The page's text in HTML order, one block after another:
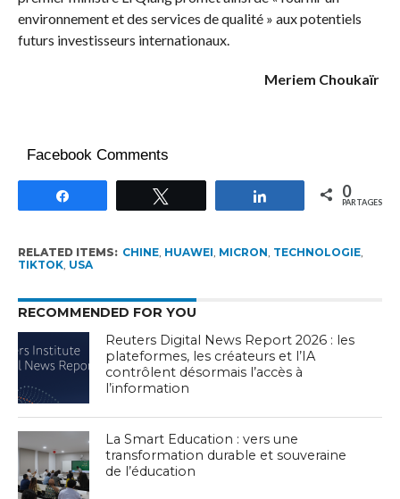
environnement et des services de qualité » aux potentiels
futurs investisseurs internationaux.
Meriem Choukaïr
Facebook Comments
Partagez 0
PARTAGES
RELATED ITEMS: CHINE, HUAWEI MICRON TECHNOLOGIE,
TIKTOK, USA
RECOMMENDED FOR YOU
Reuters Digital News Report 2026 : les
plateformes, les créateurs et l’IA
contrôlent désormais l’accès à
l’information
La Smart Education : vers une
transformation durable et souveraine
de l’éducation